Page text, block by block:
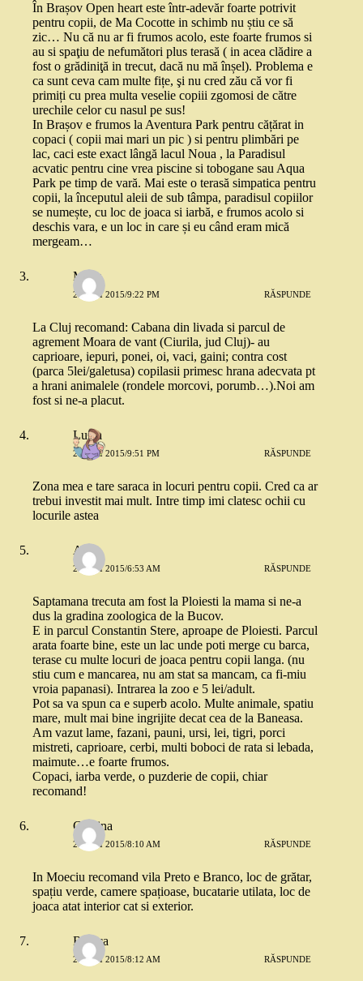
În Brașov Open heart este într-adevăr foarte potrivit
pentru copii, de Ma Cocotte in schimb nu știu ce să
zic… Nu că nu ar fi frumos acolo, este foarte frumos si
au si spaţiu de nefumători plus terasă ( in acea clădire a
fost o grădiniţă in trecut, dacă nu mă înșel). Problema e
ca sunt ceva cam multe fițe, şi nu cred zău că vor fi
primiți cu prea multa veselie copiii zgomosi de către
urechile celor cu nasul pe sus!
In Brașov e frumos la Aventura Park pentru cățărat in
copaci ( copii mai mari un pic ) si pentru plimbări pe
lac, caci este exact lângă lacul Noua , la Paradisul
acvatic pentru cine vrea piscine si tobogane sau Aqua
Park pe timp de vară. Mai este o terasă simpatica pentru
copii, la începutul aleii de sub tâmpa, paradisul copiilor
se numește, cu loc de joaca si iarbă, e frumos acolo si
deschis vara, e un loc in care și eu când eram mică
mergeam…
Mada
20 MAI 2015/9:22 PM RĂSPUNDE
La Cluj recomand: Cabana din livada si parcul de
agrement Moara de vant (Ciurila, jud Cluj)- au
caprioare, iepuri, ponei, oi, vaci, gaini; contra cost
(parca 5lei/galetusa) copilasii primesc hrana adecvata pt
a hrani animalele (rondele morcovi, porumb…).Noi am
fost si ne-a placut.
Luiza
20 MAI 2015/9:51 PM RĂSPUNDE
Zona mea e tare saraca in locuri pentru copii. Cred ca ar
trebui investit mai mult. Intre timp imi clatesc ochii cu
locurile astea
Alina
21 MAI 2015/6:53 AM RĂSPUNDE
Saptamana trecuta am fost la Ploiesti la mama si ne-a
dus la gradina zoologica de la Bucov.
E in parcul Constantin Stere, aproape de Ploiesti. Parcul
arata foarte bine, este un lac unde poti merge cu barca,
terase cu multe locuri de joaca pentru copii langa. (nu
stiu cum e mancarea, nu am stat sa mancam, ca fi-miu
vroia papanasi). Intrarea la zoo e 5 lei/adult.
Pot sa va spun ca e superb acolo. Multe animale, spatiu
mare, mult mai bine ingrijite decat cea de la Baneasa.
Am vazut lame, fazani, pauni, ursi, lei, tigri, porci
mistreti, caprioare, cerbi, multi boboci de rata si lebada,
maimute…e foarte frumos.
Copaci, iarba verde, o puzderie de copii, chiar
recomand!
Cristina
21 MAI 2015/8:10 AM RĂSPUNDE
In Moeciu recomand vila Preto e Branco, loc de grătar,
spațiu verde, camere spațioase, bucatarie utilata, loc de
joaca atat interior cat si exterior.
Raluca
21 MAI 2015/8:12 AM RĂSPUNDE